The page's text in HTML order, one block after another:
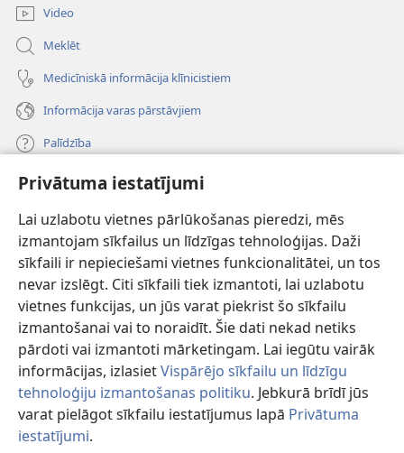
Privātuma iestatījumi
Lai uzlabotu vietnes pārlūkošanas pieredzi, mēs
izmantojam sīkfailus un līdzīgas tehnoloģijas. Daži
sīkfaili ir nepieciešami vietnes funkcionalitātei, un tos
nevar izslēgt. Citi sīkfaili tiek izmantoti, lai uzlabotu
vietnes funkcijas, un jūs varat piekrist šo sīkfailu
izmantošanai vai to noraidīt. Šie dati nekad netiks
pārdoti vai izmantoti mārketingam. Lai iegūtu vairāk
informācijas, izlasietVispārējo sīkfailu un līdzīgu
tehnoloģiju izmantošanas politiku. Jebkurā brīdī jūs
varat pielāgot sīkfailu iestatījumus lapā Privātuma
iestatījumi.
Video
Meklēt
Medicīniskā informācija klīnicistiem
Informācija varas pārstāvjiem
Palīdzība
Ziedojumi
new
Sargtorņa TIEŠSAISTES BIBLIOTĒKA
(opens
new
window)JW Hub ®
(opens
new
window)JW Library ®
Copyright© 2026 Watch Tower Bible and Tract Society of Pennsylvania.
LIETOŠANAS NOTEIKUMI